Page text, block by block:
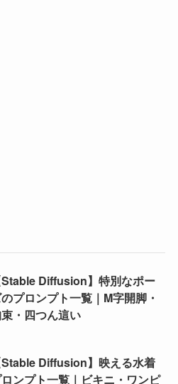
Stable Diffusion】特別なポー
プロンプト一覧｜M字開脚・
・四つん這い
Stable Diffusion】映える水着
ンプト一覧｜ビキニ・ワンピ